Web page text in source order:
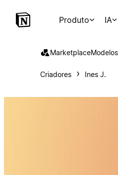
Produto IA
MarketplaceModelos
Criadores Ines J.